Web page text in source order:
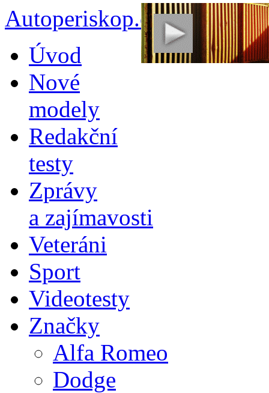
Autoperiskop.cz –
obsahu
webu
Úvod
Nové
modely
Redakční
testy
Zprávy
a zajímavosti
Veteráni
Sport
Videotesty
Značky
Alfa Romeo
Dodge